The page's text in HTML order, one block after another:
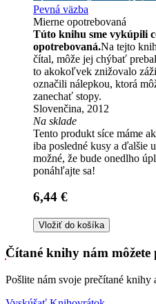
Pevná väzba
Mierne opotrebovaná
Túto knihu sme vykúpili
opotrebovaná.Na tejto
čítal, môže jej chýbať
to akokoľvek znižovalo
označili nálepkou, ktorá
zanechať stopy.
Slovenčina, 2012
Na sklade
Tento produkt síce máme
iba posledné kusy a ďalšie
možné, že bude onedlho
ponáhľajte sa!
6,44 €
Vložiť do košíka
Čítané knihy nám
Pošlite nám svoje prečítané knihy